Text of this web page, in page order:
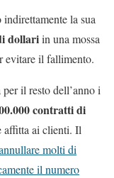
la sua
dollariin una mossa
evitare il fallimento.
il resto dell’anno i
contratti di
affitta ai clienti. Il
molti di
il numero